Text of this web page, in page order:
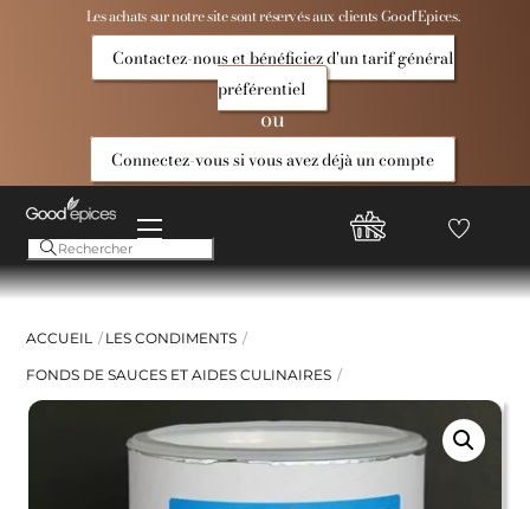
Les achats sur notre site sont réservés aux clients Good’Epices.
Contactez-nous et bénéficiez d'un tarif général
préférentiel
ou
Connectez-vous si vous avez déjà un compte
Menu
Compte
Good
Favoris
ACCUEIL LES CONDIMENTS
FONDS DE SAUCES ET AIDES CULINAIRES